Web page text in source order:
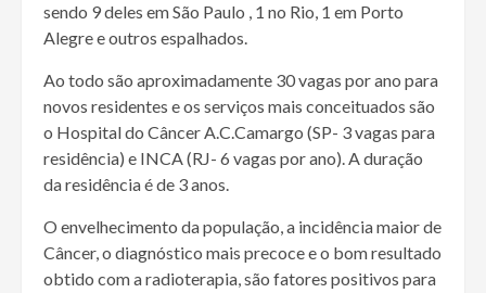
sendo 9 deles em São Paulo , 1 no Rio, 1 em Porto
Alegre e outros espalhados.
Ao todo são aproximadamente 30 vagas por ano para
novos residentes e os serviços mais conceituados são
o Hospital do Câncer A.C.Camargo (SP- 3 vagas para
residência) e INCA (RJ- 6 vagas por ano). A duração
da residência é de 3 anos.
O envelhecimento da população, a incidência maior de
Câncer, o diagnóstico mais precoce e o bom resultado
obtido com a radioterapia, são fatores positivos para